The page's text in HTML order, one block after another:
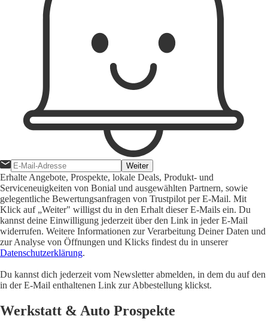
Weiter
Erhalte Angebote, Prospekte, lokale Deals, Produkt- und
Serviceneuigkeiten von Bonial und ausgewählten Partnern, sowie
gelegentliche Bewertungsanfragen von Trustpilot per E-Mail. Mit
Klick auf „Weiter" willigst du in den Erhalt dieser E-Mails ein. Du
kannst deine Einwilligung jederzeit über den Link in jeder E-Mail
widerrufen. Weitere Informationen zur Verarbeitung Deiner Daten und
zur Analyse von Öffnungen und Klicks findest du in unserer
Datenschutzerklärung.
Du kannst dich jederzeit vom Newsletter abmelden, in dem du auf den
in der E-Mail enthaltenen Link zur Abbestellung klickst.
Werkstatt & Auto Prospekte